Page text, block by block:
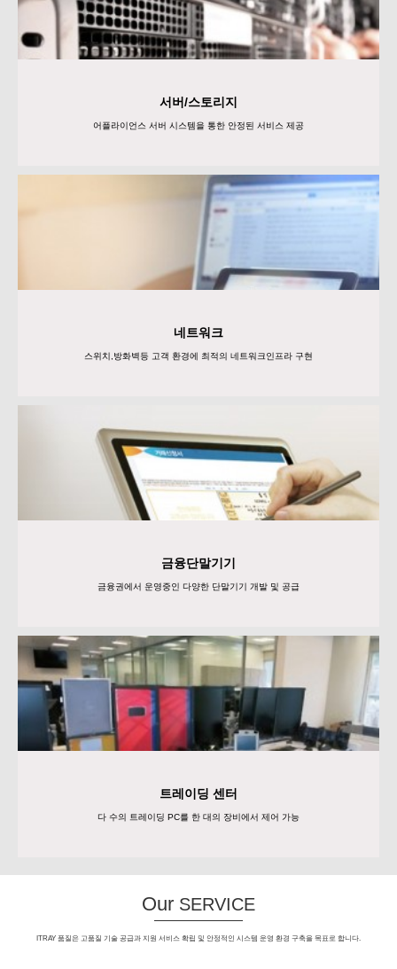
서버/스토리지
어플라이언스 서버 시스템을 통한 안정된 서비스 제공
네트워크
스위치,방화벽등 고객 환경에 최적의 네트워크인프라 구현
금융단말기기
금융권에서 운영중인 다양한 단말기기 개발 및 공급
트레이딩 센터
다 수의 트레이딩 PC를 한 대의 장비에서 제어 가능
ITRAY 품질은 고품질 기술 공급과 지원 서비스 확립 및 안정적인 시스템 운영 환경 구축을 목표로 합니다.